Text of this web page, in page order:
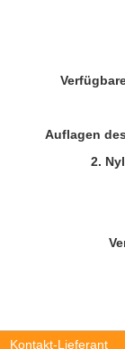
Auflagen
2.
Kontakt-Lieferant